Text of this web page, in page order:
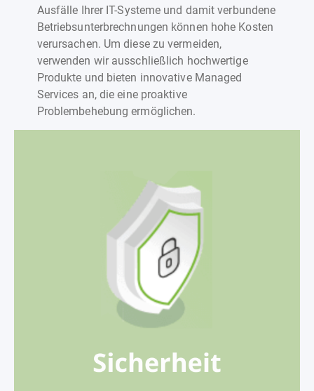
Ausfälle Ihrer IT-Systeme und damit verbundene
Betriebsunterbrechnungen können hohe Kosten
verursachen. Um diese zu vermeiden,
verwenden wir ausschließlich hochwertige
Produkte und bieten innovative Managed
Services an, die eine proaktive
Problembehebung ermöglichen.